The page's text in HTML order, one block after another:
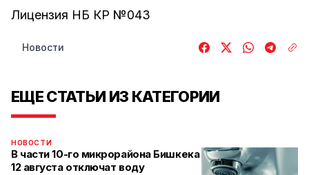
Лицензия НБ КР №043
Новости
ЕЩЕ СТАТЬИ ИЗ КАТЕГОРИИ
НОВОСТИ
В части 10-го микрорайона Бишкека
12 августа отключат воду